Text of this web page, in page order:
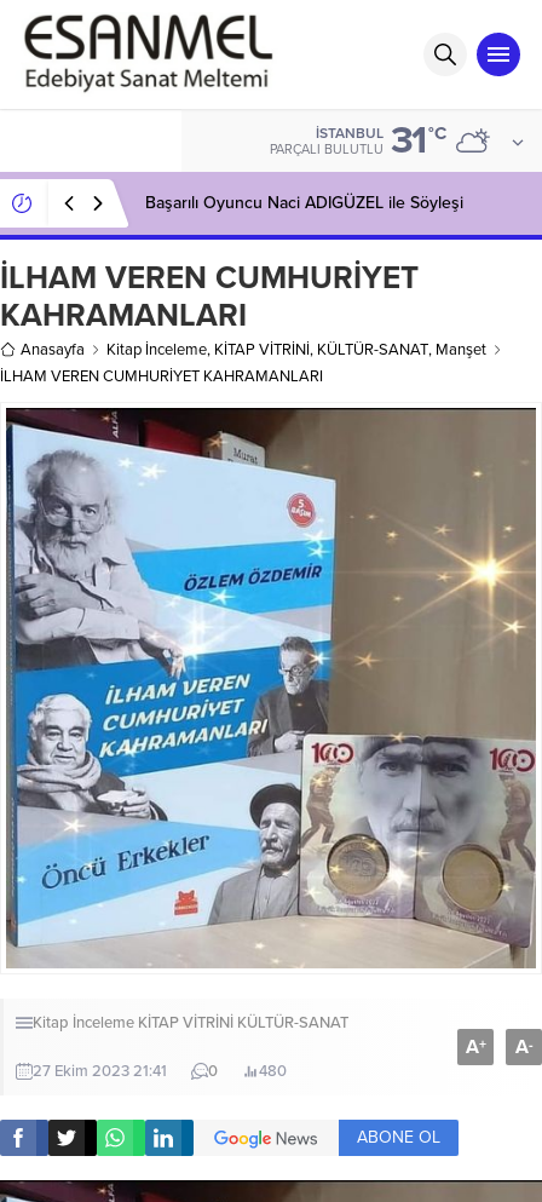
İSTANBUL
PARÇALI BULUTLU 31°C
Başarılı Oyuncu Naci ADIGÜZEL ile Söyleşi
İLHAM VEREN CUMHURİYET
KAHRAMANLARI
Anasayfa Kitap İnceleme, KİTAP VİTRİNİ, KÜLTÜR-SANAT, Manşet
İLHAM VEREN CUMHURİYET KAHRAMANLARI
Kitap İnceleme KİTAP VİTRİNİ KÜLTÜR-SANAT
27 Ekim 2023 21:41 0 480
A+ A-
ABONE OL